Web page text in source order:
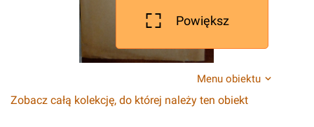
Powiększ
Menu obiektu
Zobacz całą kolekcję, do której należy ten obiekt